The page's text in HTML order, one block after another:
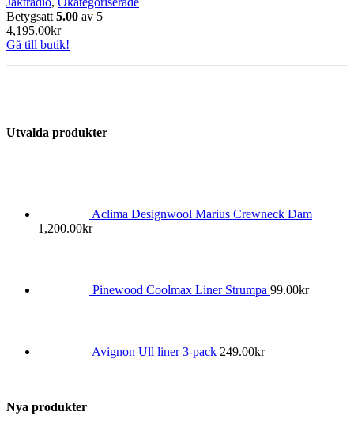
Betygsatt 5.00 av 5
4,195.00kr
Gå till butik!
Utvalda produkter
Aclima Designwool Marius Crewneck Dam
1,200.00kr
Pinewood Coolmax Liner Strumpa 99.00kr
Avignon Ull liner 3-pack 249.00kr
Nya produkter